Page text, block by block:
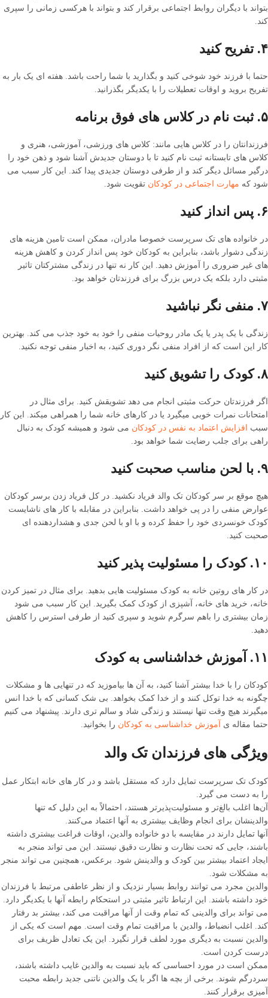
بتواند با دیگران روابط اجتماعی برقرار کند و بتواند با هرکسی زمانی را سپری
کند.
۴. تفریح کنید
حتما با فرزند خود شوخی کنید و بگذارید با شما راحت باشد. هفته ای یک بار به
تفریح بروید و اوقات تعطیلات را با یکدیگر بگذرانید.
۵. ثبت نام در کلاس های فوق برنامه
فرزندانتان را در کلاس هایی مانند: کلاس های ورزشی، آموزشی، هنری و
کلاس های تابستانه ثبت نام کنید تا با دوستان جدیدش آشنا شود و ذهن خود را
درگیر مسائل دیگر کند و از طرفی دوستان جدیدی پیدا کند. این کار سبب می
شود که مهارت اجتماعی در کودکان تقویت شود.
۶.‎‎ پس انداز کنید
در خانواده های تک سرپرست خصوصا مادران، ممکن است تامین هزینه های
زندگی دشوار باشد، بنابراین به کودکان خود پس انداز کردن و کاهش هزینه
های غیر ضروری را آموزش دهید. این کار نه تنها در زندگی مشترکتان تاثیر
مثبتی دارد بلکه یک درس بزرگ برای فرزندتان خواهد بود.
۷. منفی نگر نباشید
زندگی با یک پدر یا یک مادر روحیات منفی را خود به خود جذب می کند. بهترین
کار این است که از افراد منفی نگر دوری کنید، به اخبار منفی توجه نکنید.
۸. کودک را تشویق کنید
اگر فرزندتان حرکت مثبتی انجام می دهد تشویقش کنید. برای مثال در
امتحانات نمرات خوبی میگیرد یا در کارهای خانه شما را همراهی میکند. این کار
سبب
افزایش اعتماد به نفس در کودکان می شود و همیشه کودک به دنبال
راهی برای جلب رضایت شما خواهد بود.
۹. با لحن مناسب صحبت کنید
هیچ موقع بر سر کودکان تک والد فریاد نکشید. در کل فریاد زدن برسر کودکان
عوارض منفی را در پی خواهد داشت. بنابراین در مقابله با کار های ناشایست
کودک خونسردی خود را حفظ کرده و با او با لحن جدی و هشداردهنده ای
صحبت کنید.
۱۰. کودک را مسئولیت پذیر کنید
در کار های روتین خانه به کودک مسئولیت هایی بدهید. برای مثال در تمیز کردن
خانه، خرید های خانه، آشپزی از کودک کمک بگیرید. این کار سبب می شود
زمان بیشتری را باهم سرگرم شوید و سپری کنید از طرفی استرس را کاهش
دهید.
۱۱. آموزش خداشناسی به کودک
کودکان را با خدا بیشتر آشنا کنید، به آن ها بیاموزید که در تنهایی ها و مشکلات
چگونه به خدا توکل کنند و از خدا کمک بخواهد. بی شک کسانی که با خدا انس
میگیرند هیچ وقت تنها نیستند و زندگی شاد و سالم تری دارند. پیشنهاد می کنیم
حتما مقاله ی
آموزش خداشناسی به کودکان را بخوانید.
ویژگی های فرزندان تک والد
کودک تک سرپرست تمایل دارد که مستقل باشد و در کار های خانه ابتکار عمل
را به دست می گیرد.
آن‌ها اغلب بالغ‌تر و مسئولیت‌پذیرتر هستند، احتمالاً به این دلیل که تنها
والدینشان برای انجام وظایف بیشتری به آنها اعتماد می‌کنند.
آنها تمایل دارند در مقایسه با دو خانواده والدین، اوقات فراغت بیشتری داشته
باشند، جایی که تحت نظارت و نظارت دقیق نیستند. این می تواند منجر به
ایجاد اعتماد بیشتر بین کودک و والدینش شود. برعکس، همچنین می تواند منجر
به مشکلات شود.
والدین مجرد می توانند روابط بسیار نزدیک و از نظر عاطفی مرتبط با فرزندان
خود داشته باشند. این ارتباط تاثیر مثبتی در استحکام رابطه آنها با یکدیگر دارد.
می تواند برای والدینی که تمام وقت از آنها مراقبت می کند، بیشتر بد رفتار
کند. اغلب انضباط، والدین با مراقبت تمام وقت است. مهم است که یکی از
والدین نسبت به دیگری مورد لطف قرار نگیرد. این یک تعادل ظریف برای
درست کردن است.
ممکن است در مورد احساسی که باید نسبت به والدین غایب داشته باشند،
سردرگم شوند. برخی از بچه ها اگر با یک والدین ناتنی جدید رابطه محبت
آمیزی برقرار کنند.